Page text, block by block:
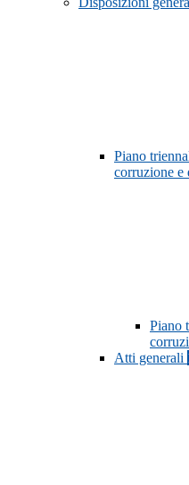
Piano
corruzione e
Piano
Atti generali